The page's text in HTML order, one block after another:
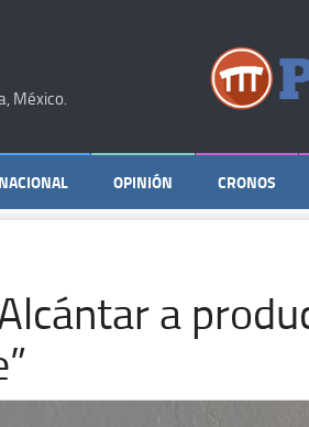
México.
NACIONAL OPINIÓN CRONOS
a